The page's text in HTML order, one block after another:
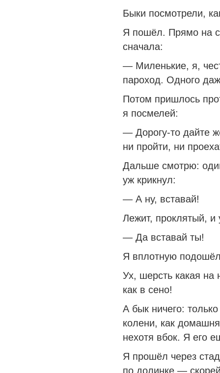
Быки посмотрели,
Я пошёл. Прямо на
сначала:
— Миленькие, я,
пароход. Одного
Потом пришлось
я посмелей:
— Дорогу-то дайте
ни пройти, ни
Дальше смотрю:
уж крикнул:
— А ну, вставай!
Лежит, проклятый, и
— Да вставай ты!
Я вплотную
Ух, шерсть какая на
как в сено!
А бык ничего:
колени, как
нехотя вбок. Я его
Я прошёл через
по долинке —